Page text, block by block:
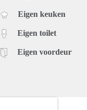
Eigen keuken
Eigen toilet
Eigen voordeur